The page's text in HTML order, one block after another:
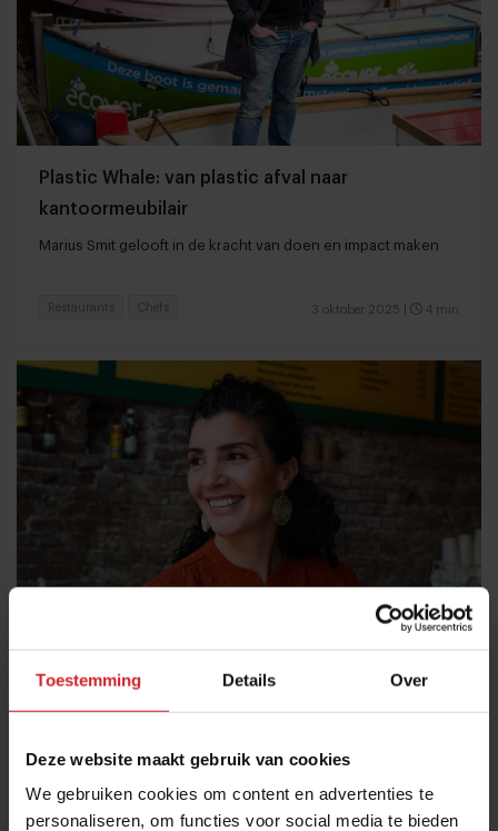
Toestemming Details Over
Deze website maakt gebruik van cookies
We gebruiken cookies om content en advertenties te
personaliseren, om functies voor social media te bieden
Plastic Whale: van plastic afval naar
kantoormeubilair
Marius Smit gelooft in de kracht van doen en impact maken
3 oktober 2025 4 min
Restaurants Chefs
Amsterdamse horecaondernemer Nadia
Zerouali heeft 0% waste
9 praktische tips om verspilling van voedsel én geld tegen te
2 juni 2025| 4 min
Foodservice Food